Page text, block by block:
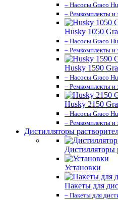
– Насосы Graco
– Ремкомплекты и
Husky 1050
– Насосы Graco
– Ремкомплекты и
Husky 1590
– Насосы Graco
– Ремкомплекты и
Husky 2150
– Насосы Graco
– Ремкомплекты и
Дистилляторы
Дистилляторы
Установки
Пакеты для
– Пакеты для